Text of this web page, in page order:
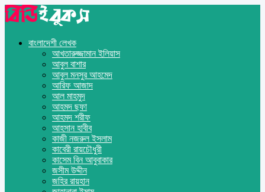
বাংলাদেশী লেখক
আখতারুজ্জামান ইলিয়াস
আবুল বাশার
আবুল মনসুর আহমেদ
আরিফ আজাদ
আল মাহমুদ
আহমদ ছফা
আহমদ শরীফ
আহসান হাবীব
কাজী নজরুল ইসলাম
কাবেরী রায়চৌধুরী
কাসেম বিন আবুবাকার
জসীম উদ্দীন
জহির রায়হান